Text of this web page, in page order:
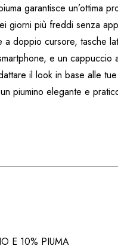
garantisce un’ottima
giorni più freddi senza
doppio cursore, tasche
e un cappuccio
il look in base alle
piumino elegante e
E 10% PIUMA